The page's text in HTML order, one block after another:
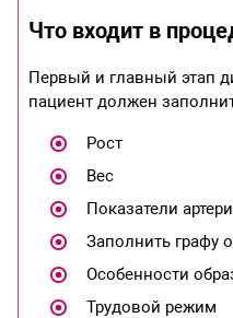
Что входит в
Первый и главный этап
пациент должен
Рост
Вес
Показатели
Заполнить графу
Особенности
Трудовой режим